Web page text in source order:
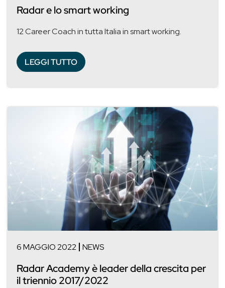
Radar e lo smart working
12 Career Coach in tutta Italia in smart working.
LEGGI TUTTO
6 MAGGIO 2022 NEWS
Radar Academy è leader della crescita per
il triennio 2017/2022